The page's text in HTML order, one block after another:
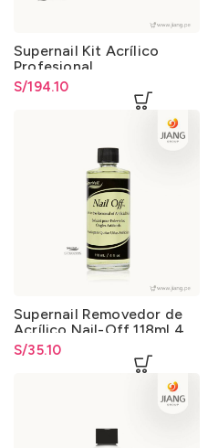
Supernail Kit Acrílico
Profesional
S/194.10
Supernail Removedor de
Acrílico Nail-Off 118ml 4
Oz.
S/35.10